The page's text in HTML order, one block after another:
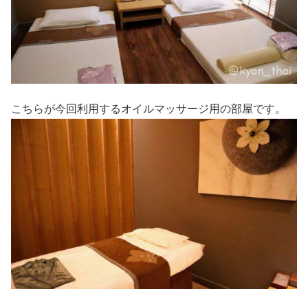
こちらが今回利用するオイルマッサージ用の部屋です。